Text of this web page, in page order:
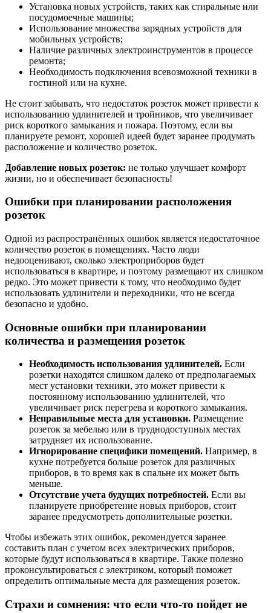
Установка новых устройств, таких как стиральные или
посудомоечные машины;
Использование множества зарядных устройств для
мобильных устройств;
Наличие различных электроинструментов в процессе
ремонта;
Необходимость подключения всевозможной техники в
гостиной или на кухне.
Не стоит забывать, что недостаток розеток может привести к
использованию удлинителей и тройников, что увеличивает
риск короткого замыкания и пожара. Поэтому, если вы
планируете ремонт, хорошей идеей будет заранее продумать
расположение и количество розеток.
Добавление новых розеток: не только улучшает комфорт
жизни, но и обеспечивает безопасность!
Ошибки при планировании расположения
розеток
Одной из распространённых ошибок является недостаточное
количество розеток в помещениях. Часто люди
недооценивают, сколько электроприборов будет
использоваться в квартире, и поэтому размещают их слишком
редко. Это может привести к тому, что необходимо будет
использовать удлинители и переходники, что не всегда
безопасно и удобно.
Основные ошибки при планировании
количества и размещения розеток
Необходимость использования удлинителей. Если
розетки находятся слишком далеко от предполагаемых
мест установки техники, это может привести к
постоянному использованию удлинителей, что
увеличивает риск перегрева и короткого замыкания.
Неправильные места для установки. Размещение
розеток за мебелью или в труднодоступных местах
затрудняет их использование.
Игнорирование специфики помещений. Например, в
кухне потребуется больше розеток для различных
приборов, в то время как в спальне их может быть
меньше.
Отсутствие учета будущих потребностей. Если вы
планируете приобретение новых приборов, стоит
заранее предусмотреть дополнительные розетки.
Чтобы избежать этих ошибок, рекомендуется заранее
составить план с учетом всех электрических приборов,
которые будут использоваться в квартире. Также полезно
проконсультироваться с электриком, который поможет
определить оптимальные места для размещения розеток.
Страхи и сомнения: что если что-то пойдет не